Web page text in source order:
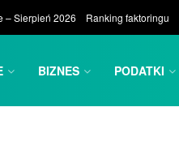
– Sierpień 2026 Ranking faktoringu
BIZNES PODATKI